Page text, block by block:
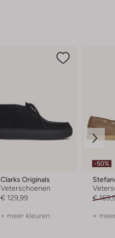
Clarks Originals
Veterschoenen
€ 129,99
+ meer kleuren
-50%
€
+